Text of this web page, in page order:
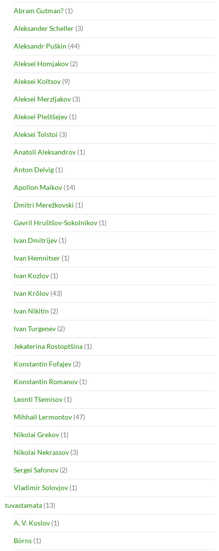
Abram Gutman? (1)
Aleksander Scheller (3)
Aleksandr Puškin (44)
Aleksei Homjakov (2)
Aleksei Koltsov (9)
Aleksei Merzljakov (3)
Aleksei Pleštšejev (1)
Aleksei Tolstoi (3)
Anatoli Aleksandrov (1)
Anton Delvig (1)
Apollon Maikov (14)
Dmitri Merežkovski (1)
Gavril Hruštšov-Sokolnikov (1)
Ivan Dmitrijev (1)
Ivan Hemnitser (1)
Ivan Kozlov (1)
Ivan Krõlov (43)
Ivan Nikitin (2)
Ivan Turgenev (2)
Jekaterina Rostoptšina (1)
Konstantin Fofajev (2)
Konstantin Romanov (1)
Leonti Tšemisov (1)
Mihhail Lermontov (47)
Nikolai Grekov (1)
Nikolai Nekrassov (3)
Sergei Safonov (2)
Vladimir Solovjov (1)
tuvastamata (13)
A. V. Koslov (1)
Börns (1)